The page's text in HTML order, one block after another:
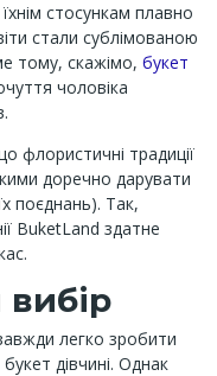
стосункам плавно
стали сублімованою
тому, скажімо, букет
чоловіка
флористичні традиції
доречно дарувати
поєднань). Так,
BuketLand здатне
легко зробити
дівчині. Однак